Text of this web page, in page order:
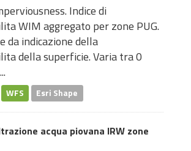
Indice di
WIM aggregato per zone PUG.
da indicazione della
della superficie. Varia tra 0
WFS Esri Shape
acqua piovana IRW zone